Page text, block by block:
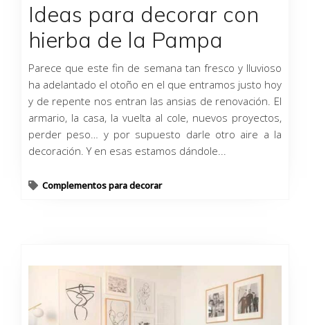
Ideas para decorar con
hierba de la Pampa
Parece que este fin de semana tan fresco y lluvioso
ha adelantado el otoño en el que entramos justo hoy
y de repente nos entran las ansias de renovación. El
armario, la casa, la vuelta al cole, nuevos proyectos,
perder peso… y por supuesto darle otro aire a la
decoración. Y en esas estamos dándole...
Complementos para decorar